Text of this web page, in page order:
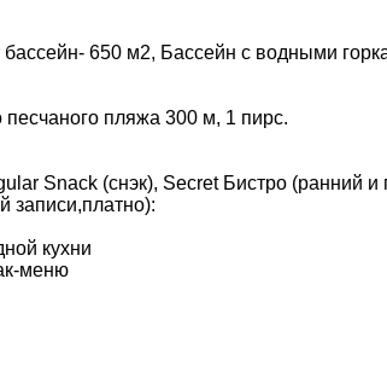
650 м2, Бассейн с водными
пляжа 300 м, 1 пирс.
Snack (снэк), Secret Бистро (ранний и
записи,платно):
кухни
меню